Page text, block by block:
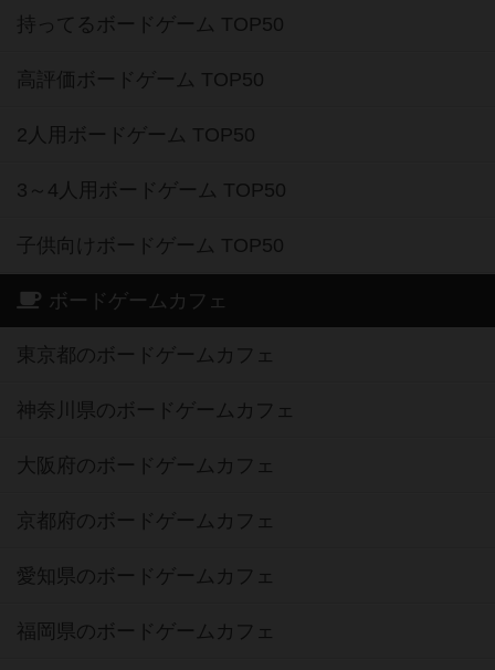
持ってるボードゲーム TOP50
高評価ボードゲーム TOP50
2人用ボードゲーム TOP50
3～4人用ボードゲーム TOP50
子供向けボードゲーム TOP50
ボードゲームカフェ
東京都のボードゲームカフェ
神奈川県のボードゲームカフェ
大阪府のボードゲームカフェ
京都府のボードゲームカフェ
愛知県のボードゲームカフェ
福岡県のボードゲームカフェ